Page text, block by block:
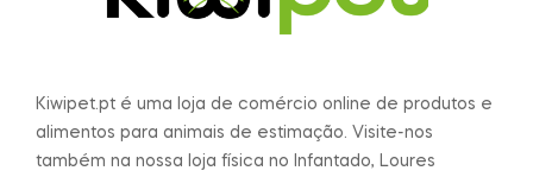
Kiwipet.pt é uma loja de comércio online de produtos e
alimentos para animais de estimação. Visite-nos
também na nossa loja física no Infantado, Loures